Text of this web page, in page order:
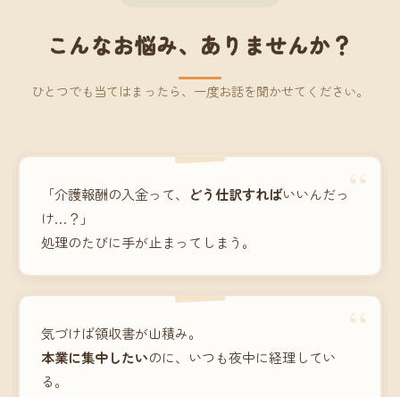
こんなお悩み、ありませんか？
ひとつでも当てはまったら、一度お話を聞かせてください。
“
「介護報酬の入金って、 どう仕訳すればいいんだっ
け…？」
処理のたびに手が止まってしまう。
“
気づけば領収書が山積み。
本業に集中したいのに、いつも夜中に経理してい
る。